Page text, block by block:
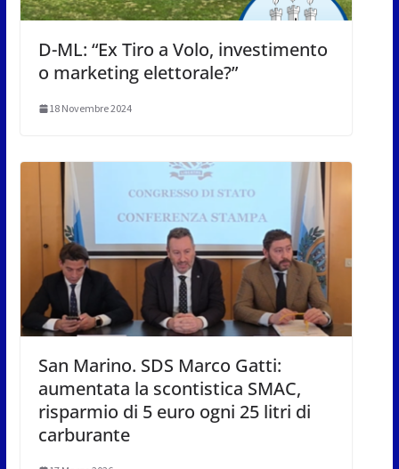
D-ML: “Ex Tiro a Volo, investimento
o marketing elettorale?”
18 Novembre 2024
San Marino. SDS Marco Gatti:
aumentata la scontistica SMAC,
risparmio di 5 euro ogni 25 litri di
carburante